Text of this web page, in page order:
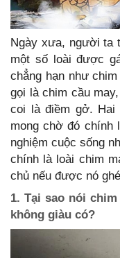
Ngày xưa, người ta
một số loài được
chẳng hạn như
gọi là chim cầu
coi là điềm gở.
mong chờ đó chính
nghiệm cuộc sống
chính là loài chim
chủ nếu được nó
1. Tại sao nói
không giàu có?